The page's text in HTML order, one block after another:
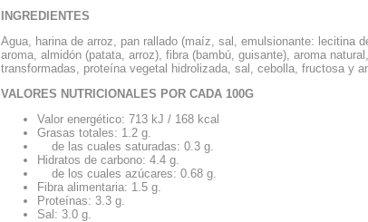
INGREDIENTES
Agua, harina de arroz, pan rallado (maíz, sal, emulsionante: lecitina
aroma, almidón (patata, arroz), fibra (bambú, guisante), aroma
transformadas, proteína vegetal hidrolizada, sal, cebolla, fructosa y
VALORES NUTRICIONALES POR CADA 100G
Valor energético: 713 kJ / 168 kcal
Grasas totales: 1.2 g.
de las cuales saturadas: 0.3 g.
Hidratos de carbono: 4.4 g.
de los cuales azúcares: 0.68 g.
Fibra alimentaria: 1.5 g.
Proteínas: 3.3 g.
Sal: 3.0 g.